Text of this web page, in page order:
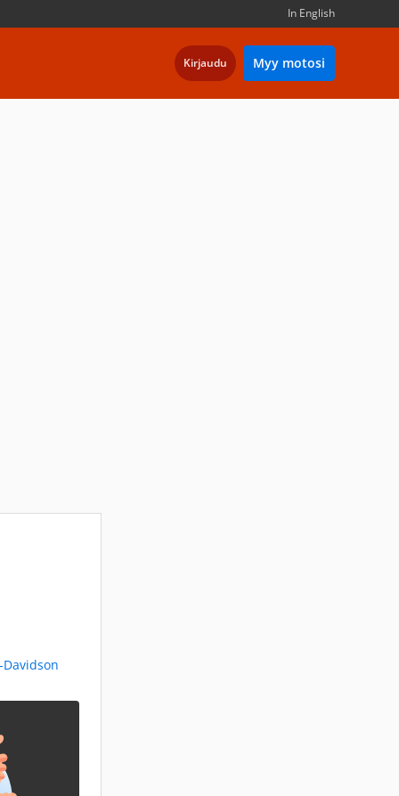
In English
Kirjaudu Myy motosi